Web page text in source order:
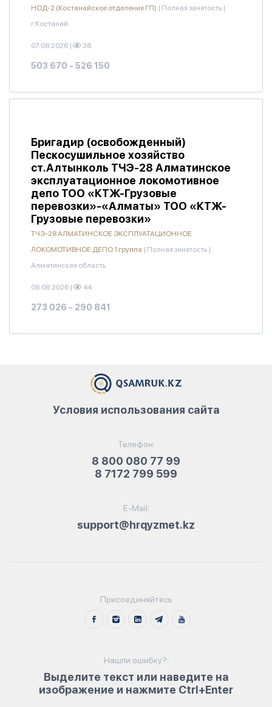
НОД-2 (Костанайское отделение ГП) | Полная занятость |
г.Костанай
07.08.2026 | 38
503 670 - 526 150
Бригадир (освобожденный)
Пескосушильное хозяйство
ст.Алтынколь ТЧЭ-28 Алматинское
эксплуатационное локомотивное
депо ТОО «КТЖ-Грузовые
перевозки»-«Алматы» ТОО «КТЖ-
Грузовые перевозки»
ТЧЭ-28 АЛМАТИНСКОЕ ЭКСПЛУАТАЦИОННОЕ
ЛОКОМОТИВНОЕ ДЕПО 1 группа | Полная занятость |
Алматинская область
08.08.2026 | 44
273 026 - 290 841
Телефон:
8 800 080 77 99
8 7172 799 599
E-Mail:
support@hrqyzmet.kz
Условия использования сайта
Присоединяйтесь
Нашли ошибку?:
Выделите текст или наведите на
изображение и нажмите Ctrl+Enter